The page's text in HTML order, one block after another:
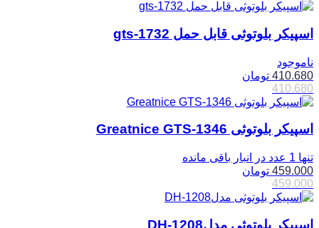
اسپیکر بلوتوثی قابل حمل gts-1732
ناموجود
410.680 تومان
410.680
اسپیکر بلوتوثی Greatnice GTS-1346
تنها 1 عدد در انبار باقی مانده
459.000 تومان
459.000
اسپیکر بلوتوثی مدلDH-1208